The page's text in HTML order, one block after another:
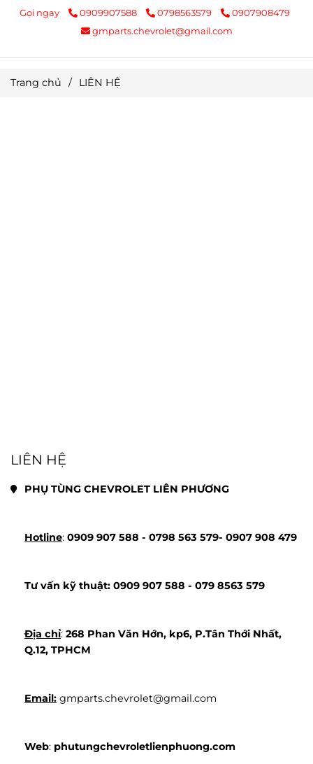
Gọi ngay 0909907588 0798563579
0907908479
gmparts.chevrolet@gmail.com
Trang chủ / LIÊN HỆ
LIÊN HỆ
PHỤ TÙNG CHEVROLET LIÊN PHƯƠNG
Hotline: 0909 907 588 - 0798 563 579- 0907 908 479
Tư vấn kỹ thuật: 0909 907 588 - 079 8563 579
Địa chỉ: 268 Phan Văn Hớn, kp6, P.Tân Thới Nhất,
Q.12, TPHCM
Email: gmparts.chevrolet@gmail.com
Web: phutungchevroletlienphuong.com